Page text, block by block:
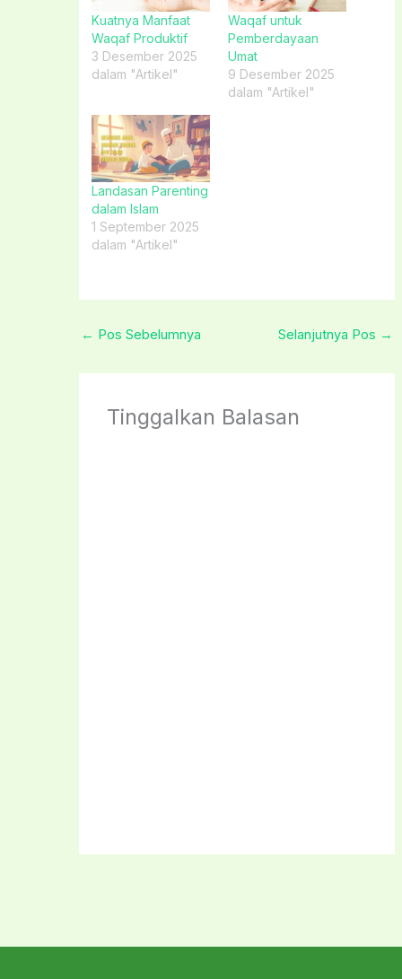
Kuatnya Manfaat
Waqaf Produktif
3 Desember 2025
dalam "Artikel"
Waqaf untuk
Pemberdayaan
Umat
9 Desember 2025
dalam "Artikel"
Landasan Parenting
dalam Islam
1 September 2025
dalam "Artikel"
← Pos Sebelumnya Selanjutnya Pos →
Tinggalkan Balasan